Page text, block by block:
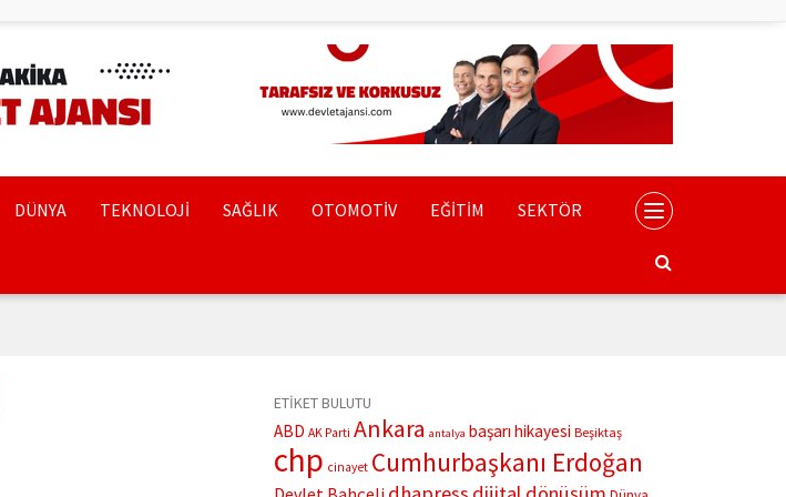
DÜNYA TEKNOLOJİ SAĞLIK OTOMOTİV EĞİTİM SEKTÖR
ETİKET BULUTU
ABD AK Parti Ankara antalya başarı hikayesi Beşiktaş
chp cinayet Cumhurbaşkanı Erdoğan